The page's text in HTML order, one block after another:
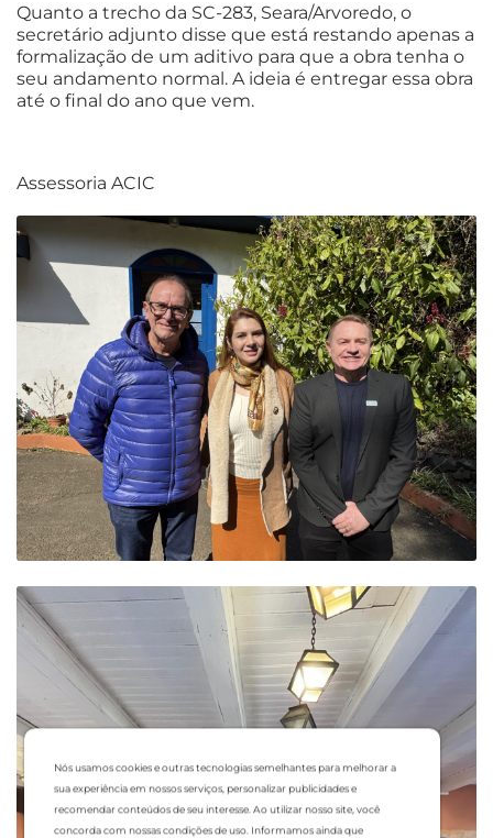
Nós usamos cookies e outras tecnologias semelhantes para melhorar a
sua experiência em nossos serviços, personalizar publicidades e
recomendar conteúdos de seu interesse. Ao utilizar nosso site, você
concorda com nossas condições de uso. Informamos ainda que
Quanto a trecho da SC-283, Seara/Arvoredo, o
secretário adjunto disse que está restando apenas a
formalização de um aditivo para que a obra tenha o
seu andamento normal. A ideia é entregar essa obra
até o final do ano que vem.
Assessoria ACIC